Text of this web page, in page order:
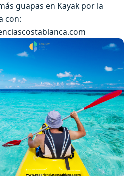
guapas en Kayak por la
con: